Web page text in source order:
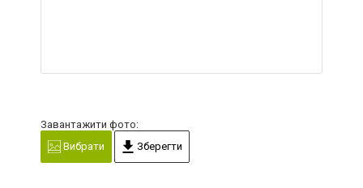
Завантажити фото:
Вибрати
Зберегти